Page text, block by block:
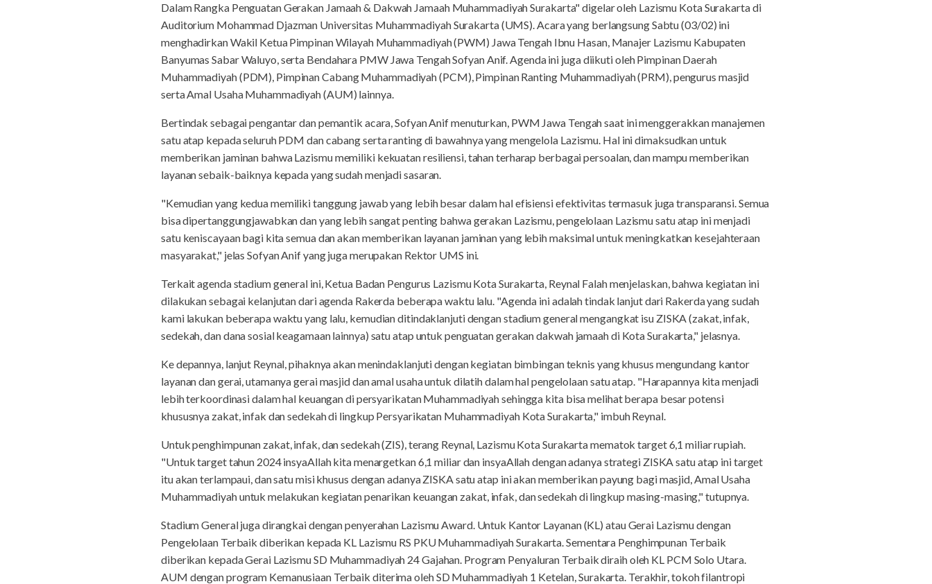
Dalam Rangka Penguatan Gerakan Jamaah & Dakwah Jamaah Muhammadiyah Surakarta" digelar oleh Lazismu Kota Surakarta di
Auditorium Mohammad Djazman Universitas Muhammadiyah Surakarta (UMS). Acara yang berlangsung Sabtu (03/02) ini
menghadirkan Wakil Ketua Pimpinan Wilayah Muhammadiyah (PWM) Jawa Tengah Ibnu Hasan, Manajer Lazismu Kabupaten
Banyumas Sabar Waluyo, serta Bendahara PMW Jawa Tengah Sofyan Anif. Agenda ini juga diikuti oleh Pimpinan Daerah
Muhammadiyah (PDM), Pimpinan Cabang Muhammadiyah (PCM), Pimpinan Ranting Muhammadiyah (PRM), pengurus masjid
serta Amal Usaha Muhammadiyah (AUM) lainnya.
Bertindak sebagai pengantar dan pemantik acara, Sofyan Anif menuturkan, PWM Jawa Tengah saat ini menggerakkan manajemen
satu atap kepada seluruh PDM dan cabang serta ranting di bawahnya yang mengelola Lazismu. Hal ini dimaksudkan untuk
memberikan jaminan bahwa Lazismu memiliki kekuatan resiliensi, tahan terharap berbagai persoalan, dan mampu memberikan
layanan sebaik-baiknya kepada yang sudah menjadi sasaran.
"Kemudian yang kedua memiliki tanggung jawab yang lebih besar dalam hal efisiensi efektivitas termasuk juga transparansi. Semua
bisa dipertanggungjawabkan dan yang lebih sangat penting bahwa gerakan Lazismu, pengelolaan Lazismu satu atap ini menjadi
satu keniscayaan bagi kita semua dan akan memberikan layanan jaminan yang lebih maksimal untuk meningkatkan kesejahteraan
masyarakat," jelas Sofyan Anif yang juga merupakan Rektor UMS ini.
Terkait agenda stadium general ini, Ketua Badan Pengurus Lazismu Kota Surakarta, Reynal Falah menjelaskan, bahwa kegiatan ini
dilakukan sebagai kelanjutan dari agenda Rakerda beberapa waktu lalu. "Agenda ini adalah tindak lanjut dari Rakerda yang sudah
kami lakukan beberapa waktu yang lalu, kemudian ditindaklanjuti dengan stadium general mengangkat isu ZISKA (zakat, infak,
sedekah, dan dana sosial keagamaan lainnya) satu atap untuk penguatan gerakan dakwah jamaah di Kota Surakarta," jelasnya.
Ke depannya, lanjut Reynal, pihaknya akan menindaklanjuti dengan kegiatan bimbingan teknis yang khusus mengundang kantor
layanan dan gerai, utamanya gerai masjid dan amal usaha untuk dilatih dalam hal pengelolaan satu atap. "Harapannya kita menjadi
lebih terkoordinasi dalam hal keuangan di persyarikatan Muhammadiyah sehingga kita bisa melihat berapa besar potensi
khususnya zakat, infak dan sedekah di lingkup Persyarikatan Muhammadiyah Kota Surakarta," imbuh Reynal.
Untuk penghimpunan zakat, infak, dan sedekah (ZIS), terang Reynal, Lazismu Kota Surakarta mematok target 6,1 miliar rupiah.
"Untuk target tahun 2024 insyaAllah kita menargetkan 6,1 miliar dan insyaAllah dengan adanya strategi ZISKA satu atap ini target
itu akan terlampaui, dan satu misi khusus dengan adanya ZISKA satu atap ini akan memberikan payung bagi masjid, Amal Usaha
Muhammadiyah untuk melakukan kegiatan penarikan keuangan zakat, infak, dan sedekah di lingkup masing-masing," tutupnya.
Stadium General juga dirangkai dengan penyerahan Lazismu Award. Untuk Kantor Layanan (KL) atau Gerai Lazismu dengan
Pengelolaan Terbaik diberikan kepada KL Lazismu RS PKU Muhammadiyah Surakarta. Sementara Penghimpunan Terbaik
diberikan kepada Gerai Lazismu SD Muhammadiyah 24 Gajahan. Program Penyaluran Terbaik diraih oleh KL PCM Solo Utara.
AUM dengan program Kemanusiaan Terbaik diterima oleh SD Muhammadiyah 1 Ketelan, Surakarta. Terakhir, tokoh filantropi